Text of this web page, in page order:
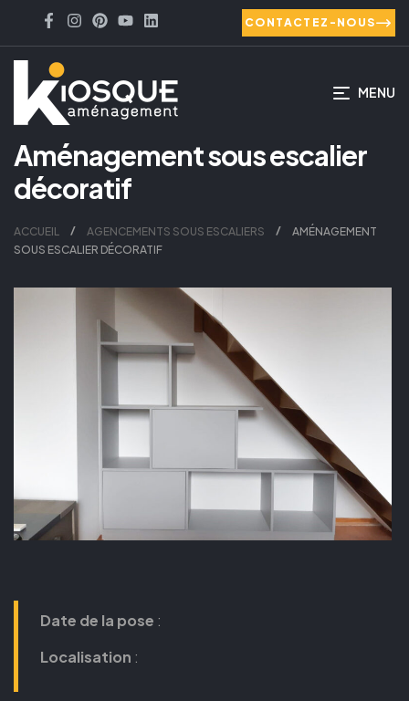
CONTACTEZ-NOUS
MENU
Aménagement sous escalier
décoratif
ACCUEIL AGENCEMENTS SOUS ESCALIERS
AMÉNAGEMENT
SOUS ESCALIER DÉCORATIF
Date de la pose :
Localisation :